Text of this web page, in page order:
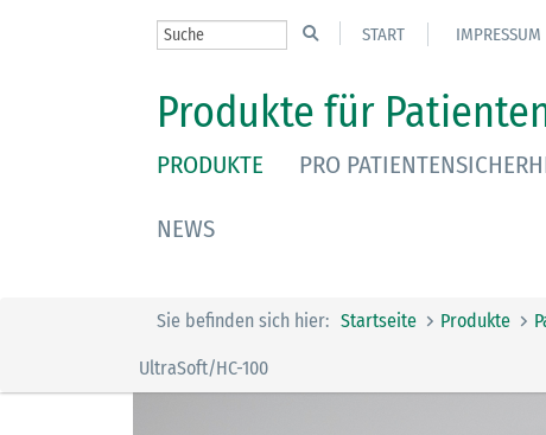
START IMPRESSUM
Produkte für
PRODUKTE PRO
NEWS
Sie befinden sich hier: Startseite Produkte
UltraSoft/HC-100